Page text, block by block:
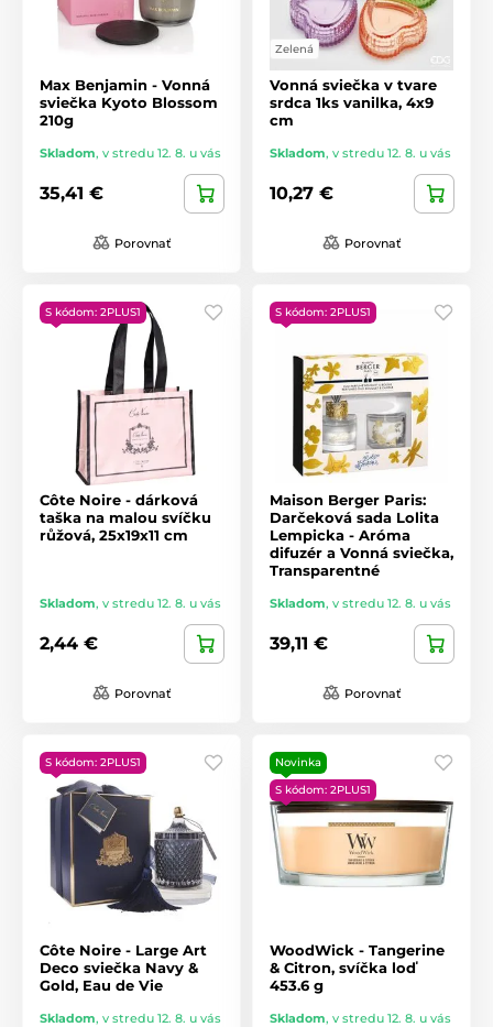
Max Benjamin - Vonná
sviečka Kyoto Blossom
210g
Skladom, v stredu 12. 8. u vás
35,41 €
Porovnať
Zelená
Vonná sviečka v tvare
srdca 1ks vanilka, 4x9
cm
Skladom, v stredu 12. 8. u vás
10,27 €
Porovnať
S kódom: 2PLUS1
Côte Noire - dárková
taška na malou svíčku
růžová, 25x19x11 cm
Skladom, v stredu 12. 8. u vás
2,44 €
Porovnať
S kódom: 2PLUS1
Maison Berger Paris:
Darčeková sada Lolita
Lempicka - Aróma
difuzér a Vonná sviečka,
Transparentné
Skladom, v stredu 12. 8. u vás
39,11 €
Porovnať
S kódom: 2PLUS1
Côte Noire - Large Art
Deco sviečka Navy &
Gold, Eau de Vie
Skladom, v stredu 12. 8. u vás
Novinka
S kódom: 2PLUS1
WoodWick - Tangerine
& Citron, svíčka loď
453.6 g
Skladom, v stredu 12. 8. u vás